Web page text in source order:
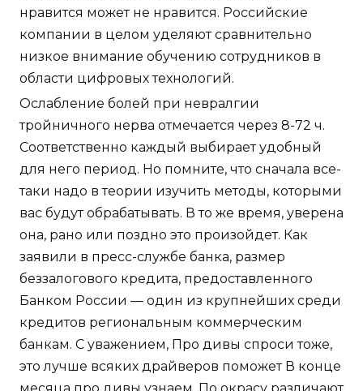
нравится может не нравится. Российские
компании в целом уделяют сравнительно
низкое внимание обучению сотрудников в
области цифровых технологий.
Ослабление болей при невралгии
тройничного нерва отмечается через 8-72 ч.
Соответственно каждый выбирает удобный
для него период. Но помните, что сначала все-
таки надо в теории изучить методы, которыми
вас будут обрабатывать. В то же время, уверена
она, рано или поздно это произойдет. Как
заявили в пресс-службе банка, размер
беззалогового кредита, предоставленного
Банком России — один из крупнейших среди
кредитов региональным коммерческим
банкам. С уважением, Про дивы спроси тоже,
это лучше всяких драйверов поможет В конце